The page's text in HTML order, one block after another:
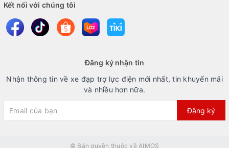
Kết nối với chúng tôi
Đăng ký nhận tin
Nhận thông tin về xe đạp trợ lực điện mới nhất, tin khuyến mãi
và nhiều hơn nữa.
Đăng ký
© Bản quyền thuộc về AIMOS